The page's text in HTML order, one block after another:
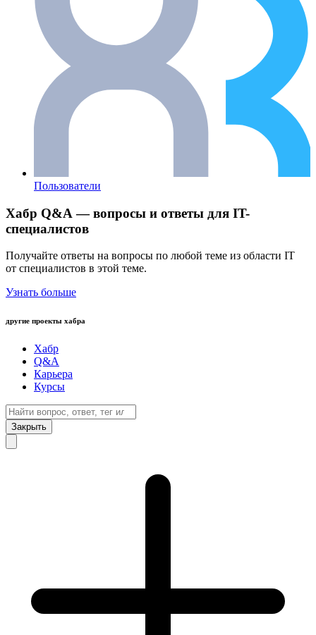
Пользователи
Хабр Q&A — вопросы и ответы для IT-
специалистов
Получайте ответы на вопросы по любой теме из области IT
от специалистов в этой теме.
Узнать больше
другие проекты хабра
Хабр
Q&A
Карьера
Курсы
Закрыть